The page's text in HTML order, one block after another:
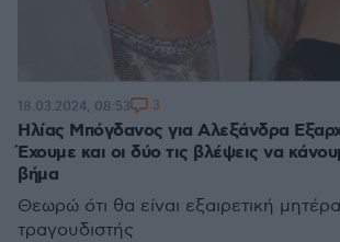
Ηλίας Μπόγδανος για Αλεξάνδρα
Έχουμε και οι δύο τις βλέψεις να
βήμα
Θεωρώ ότι θα είναι εξαιρετική
τραγουδιστής
18.03.2024, 08:53 3